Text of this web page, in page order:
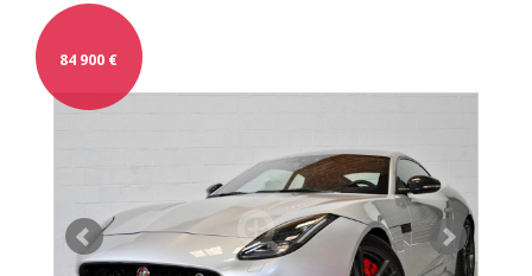
84 900 €